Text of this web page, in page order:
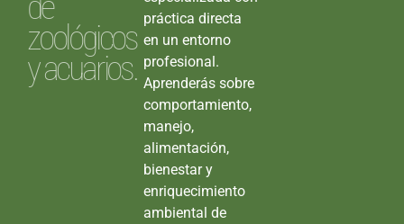
zoológicos
y acuarios.
práctica directa
en un entorno
profesional.
Aprenderás sobre
comportamiento,
manejo,
alimentación,
bienestar y
enriquecimiento
ambiental de